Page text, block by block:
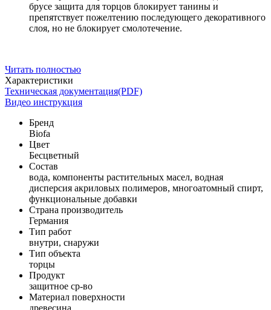
брусе защита для торцов блокирует танины и
препятствует пожелтению последующего декоративного
слоя, но не блокирует смолотечение.
Читать полностью
Характеристики
Техническая документация(PDF)
Видео инструкция
Бренд
Biofa
Цвет
Бесцветный
Состав
вода, компоненты растительных масел, водная
дисперсия акриловых полимеров, многоатомный спирт,
функциональные добавки
Страна производитель
Германия
Тип работ
внутри, снаружи
Тип объекта
торцы
Продукт
защитное ср-во
Материал поверхности
древесина